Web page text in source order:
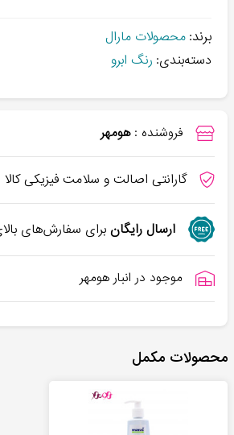
برند: محصولات مارال
دسته‌بندی: رنگ ابرو
فروشنده : هومهر
گارانتی اصالت و سلامت فیزیکی کالا
ارسال رایگانبرای سفارش‌های
موجود در انبار هومهر
محصولات مکمل